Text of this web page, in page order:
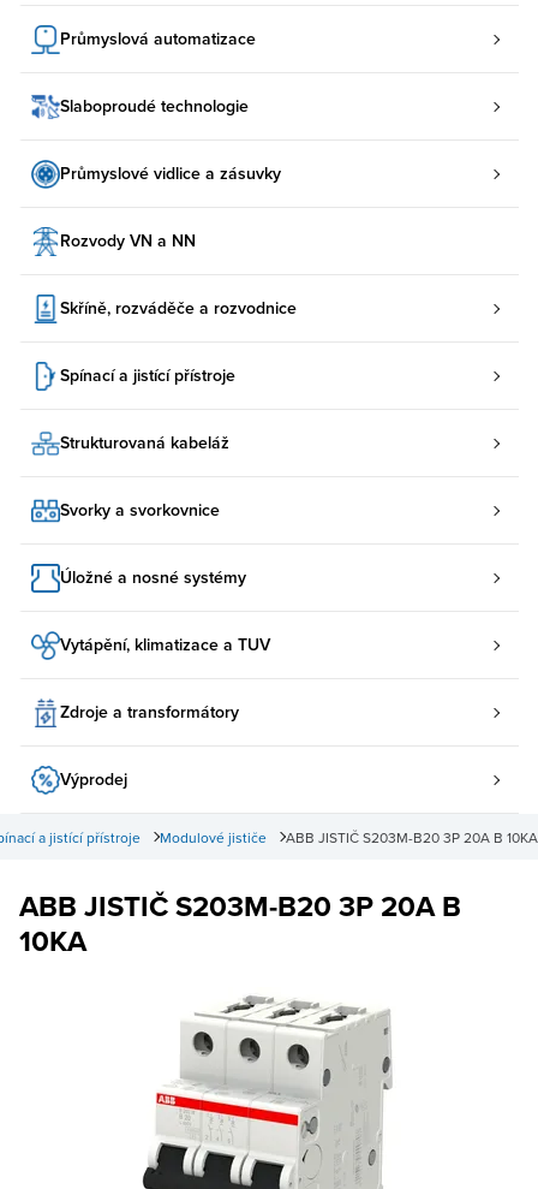
Průmyslová automatizace
Slaboproudé technologie
Průmyslové vidlice a zásuvky
Rozvody VN a NN
Skříně, rozváděče a rozvodnice
Spínací a jistící přístroje
Strukturovaná kabeláž
Svorky a svorkovnice
Úložné a nosné systémy
Vytápění, klimatizace a TUV
Zdroje a transformátory
Výprodej
ABB JISTIČ S203M-B20 3P 20A B 10KA
Modulové jističe
a jistící přístroje
ABB JISTIČ S203M-B20 3P 20A B
10KA